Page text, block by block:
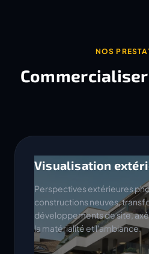
NOS
Commercialiser
Visualisation
Perspectives extérieures
constructions neuves,
développements de site,
la matérialité et l'ambiance.